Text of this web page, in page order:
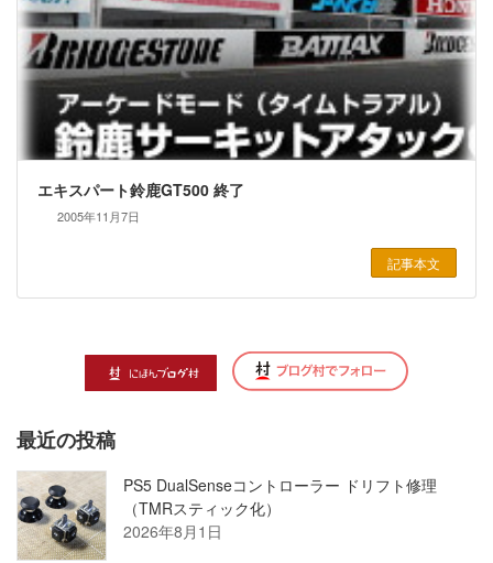
エキスパート鈴鹿GT500 終了
2005年11月7日
記事本文
最近の投稿
PS5 DualSenseコントローラー ドリフト修理
（TMRスティック化）
2026年8月1日